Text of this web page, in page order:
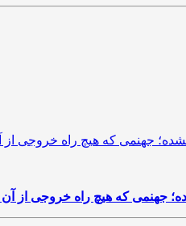
جهنمی که هیچ راه خروجی از